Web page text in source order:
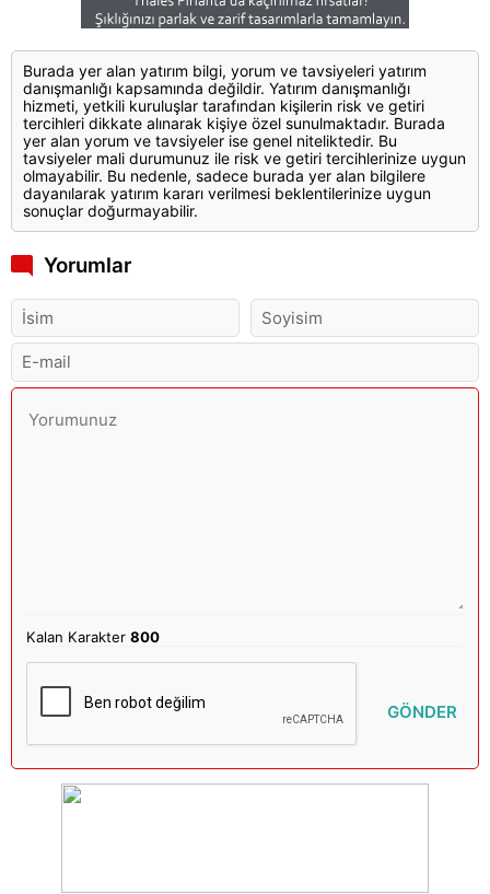
Burada yer alan yatırım bilgi, yorum ve tavsiyeleri yatırım
danışmanlığı kapsamında değildir. Yatırım danışmanlığı
hizmeti, yetkili kuruluşlar tarafından kişilerin risk ve getiri
tercihleri dikkate alınarak kişiye özel sunulmaktadır. Burada
yer alan yorum ve tavsiyeler ise genel niteliktedir. Bu
tavsiyeler mali durumunuz ile risk ve getiri tercihlerinize uygun
olmayabilir. Bu nedenle, sadece burada yer alan bilgilere
dayanılarak yatırım kararı verilmesi beklentilerinize uygun
sonuçlar doğurmayabilir.
Yorumlar
Kalan Karakter800
GÖNDER